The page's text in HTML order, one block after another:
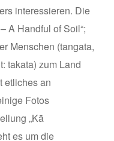
interessieren. Die
A Handful of Soil“;
Menschen (tangata,
takata) zum Land
etliches an
Fotos
„Kā
es um die